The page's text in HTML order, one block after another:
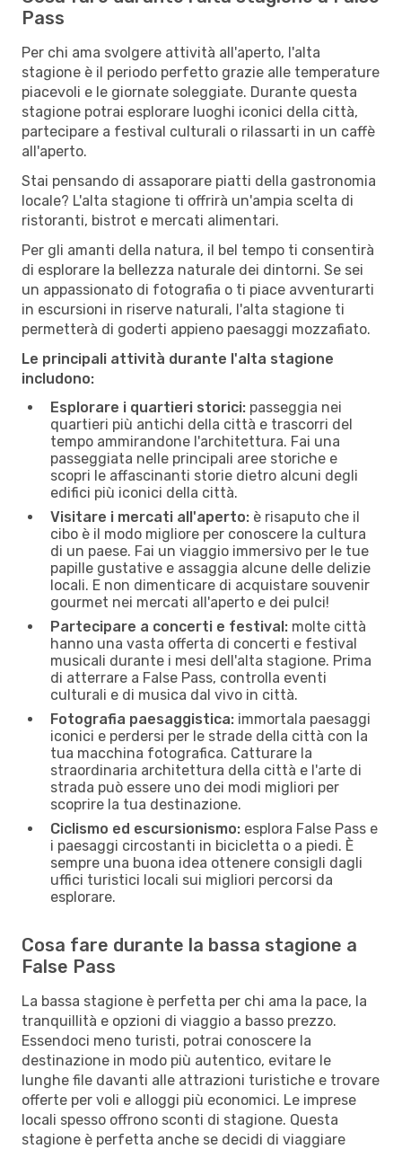
Pass
Per chi ama svolgere attività all'aperto, l'alta
stagione è il periodo perfetto grazie alle temperature
piacevoli e le giornate soleggiate. Durante questa
stagione potrai esplorare luoghi iconici della città,
partecipare a festival culturali o rilassarti in un caffè
all'aperto.
Stai pensando di assaporare piatti della gastronomia
locale? L'alta stagione ti offrirà un'ampia scelta di
ristoranti, bistrot e mercati alimentari.
Per gli amanti della natura, il bel tempo ti consentirà
di esplorare la bellezza naturale dei dintorni. Se sei
un appassionato di fotografia o ti piace avventurarti
in escursioni in riserve naturali, l'alta stagione ti
permetterà di goderti appieno paesaggi mozzafiato.
Le principali attività durante l'alta stagione
includono:
Esplorare i quartieri storici: passeggia nei
quartieri più antichi della città e trascorri del
tempo ammirandone l'architettura. Fai una
passeggiata nelle principali aree storiche e
scopri le affascinanti storie dietro alcuni degli
edifici più iconici della città.
Visitare i mercati all'aperto: è risaputo che il
cibo è il modo migliore per conoscere la cultura
di un paese. Fai un viaggio immersivo per le tue
papille gustative e assaggia alcune delle delizie
locali. E non dimenticare di acquistare souvenir
gourmet nei mercati all'aperto e dei pulci!
Partecipare a concerti e festival: molte città
hanno una vasta offerta di concerti e festival
musicali durante i mesi dell'alta stagione. Prima
di atterrare a False Pass, controlla eventi
culturali e di musica dal vivo in città.
Fotografia paesaggistica: immortala paesaggi
iconici e perdersi per le strade della città con la
tua macchina fotografica. Catturare la
straordinaria architettura della città e l'arte di
strada può essere uno dei modi migliori per
scoprire la tua destinazione.
Ciclismo ed escursionismo: esplora False Pass e
i paesaggi circostanti in bicicletta o a piedi. È
sempre una buona idea ottenere consigli dagli
uffici turistici locali sui migliori percorsi da
esplorare.
Cosa fare durante la bassa stagione a
False Pass
La bassa stagione è perfetta per chi ama la pace, la
tranquillità e opzioni di viaggio a basso prezzo.
Essendoci meno turisti, potrai conoscere la
destinazione in modo più autentico, evitare le
lunghe file davanti alle attrazioni turistiche e trovare
offerte per voli e alloggi più economici. Le imprese
locali spesso offrono sconti di stagione. Questa
stagione è perfetta anche se decidi di viaggiare